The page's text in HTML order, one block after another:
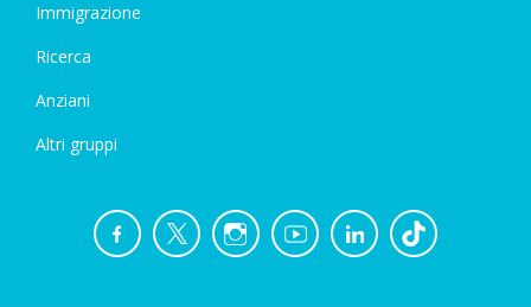
Immigrazione
Ricerca
Anziani
Altri gruppi